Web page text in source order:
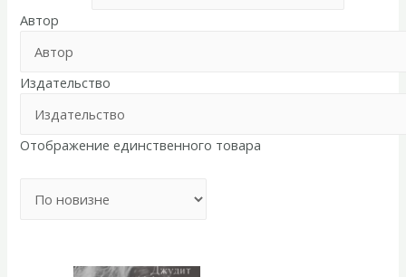
Автор
Издательство
Отображение единственного товара